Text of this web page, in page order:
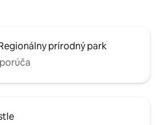
prírodný park